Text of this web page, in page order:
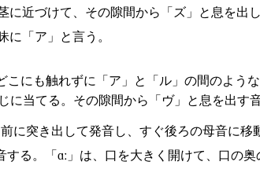
に近づけて、その隙間から「ズ」と息を出
に「ア」と言う。
こにも触れずに「ア」と「ル」の間のような
に当てる。その隙間から「ヴ」と息を出す
に突き出して発音し、すぐ後ろの母音に移
する。「ɑː」は、口を大きく開けて、口の